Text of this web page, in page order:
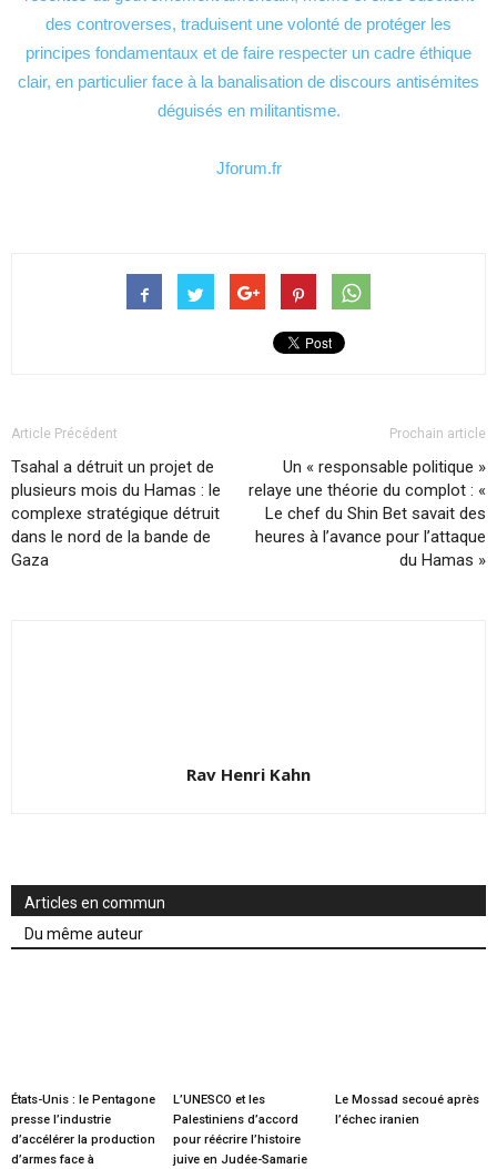
des controverses, traduisent une volonté de protéger les
principes fondamentaux et de faire respecter un cadre éthique
clair, en particulier face à la banalisation de discours antisémites
déguisés en militantisme.
Jforum.fr
Article Précédent
Tsahal a détruit un projet de
plusieurs mois du Hamas : le
complexe stratégique détruit
dans le nord de la bande de
Gaza
Prochain article
Un « responsable politique »
relaye une théorie du complot : «
Le chef du Shin Bet savait des
heures à l’avance pour l’attaque
du Hamas »
Rav Henri Kahn
Articles en commun
Du même auteur
États-Unis : le Pentagone
presse l’industrie
d’accélérer la production
d’armes face à
L’UNESCO et les
Palestiniens d’accord
pour réécrire l’histoire
juive en Judée-Samarie
Le Mossad secoué après
l’échec iranien